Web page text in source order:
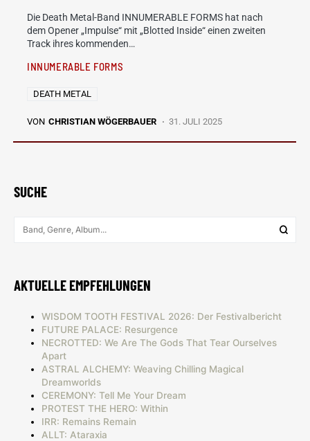
Die Death Metal-Band INNUMERABLE FORMS hat nach
dem Opener „Impulse“ mit „Blotted Inside“ einen zweiten
Track ihres kommenden…
INNUMERABLE FORMS
DEATH METAL
VON CHRISTIAN WÖGERBAUER 31. JULI 2025
SUCHE
AKTUELLE EMPFEHLUNGEN
WISDOM TOOTH FESTIVAL 2026: Der Festivalbericht
FUTURE PALACE: Resurgence
NECROTTED: We Are The Gods That Tear Ourselves
Apart
ASTRAL ALCHEMY: Weaving Chilling Magical
Dreamworlds
CEREMONY: Tell Me Your Dream
PROTEST THE HERO: Within
IRR: Remains Remain
ALLT: Ataraxia